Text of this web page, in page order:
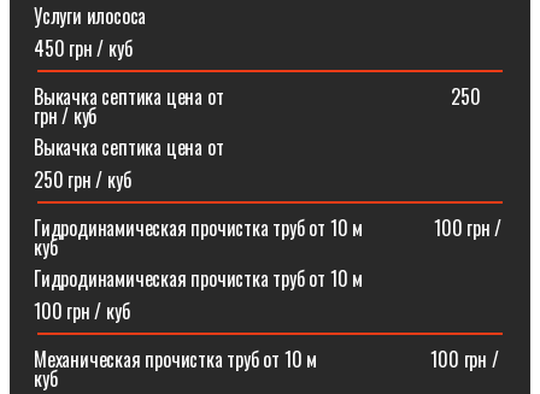
Услуги илососа
450 грн / куб
Выкачка септика цена от⠀⠀⠀⠀⠀⠀⠀⠀⠀⠀⠀⠀⠀⠀⠀⠀250
грн / куб
Выкачка септика цена от
250 грн / куб
Гидродинамическая прочистка труб от 10 м⠀⠀⠀⠀⠀100 грн /
куб
Гидродинамическая прочистка труб от 10 м
100 грн / куб
Механическая прочистка труб от 10 м⠀⠀⠀⠀⠀⠀⠀⠀100 грн /
куб